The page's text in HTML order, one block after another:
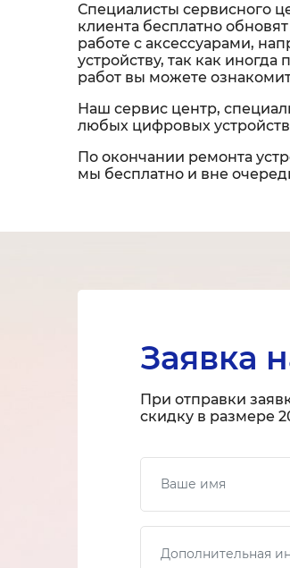
Специалисты сервисного
клиента бесплатно
работе с аксессуарами,
устройству, так как
работ вы можете
Наш сервис центр,
любых цифровых
По окончании ремонта
мы бесплатно и вне
Заявка
При отправки
скидку в размере
Ваше имя
Сообщение